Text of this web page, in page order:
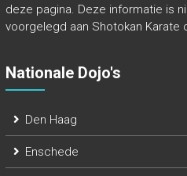
deze pagina. Deze informatie is
voorgelegd aan Shotokan Karate
Nationale Dojo's
Den Haag
Enschede